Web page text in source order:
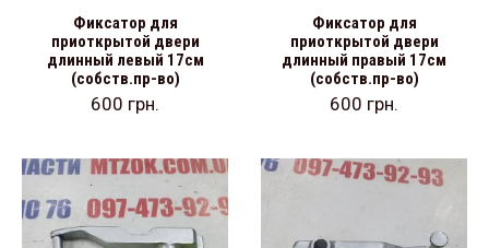
Фиксатор для
приоткрытой двери
длинный левый 17см
(собств.пр-во)
600 грн.
Фиксатор для
приоткрытой двери
длинный правый 17см
(собств.пр-во)
600 грн.